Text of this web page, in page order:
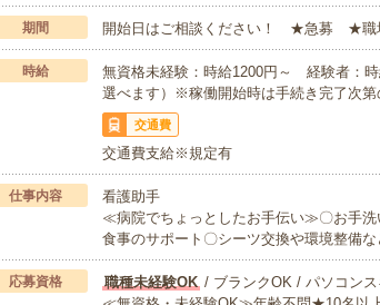
期間 開始日はご相談ください！ ★急募 ★職
時給
無資格未経験：時給1200円～ 経験者：
選べます）※稼働開始時は手続き完了次第
交通費
交通費支給※規定有
仕事内容
看護助手
≪病院でちょっとしたお手伝い≫〇お手洗
食事のサポート〇シーツ交換や環境整備
応募資格 職種未経験OK/ ブランクOK / パソコン